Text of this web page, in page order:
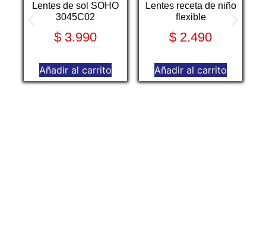
Lentes de sol SOHO
3045C02
$ 3.990
Añadir al carrito
Lentes receta de niño
flexible
$ 2.490
Añadir al carrito